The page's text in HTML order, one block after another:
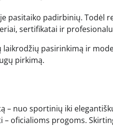
pasitaiko padirbinių. Todėl
sertifikatai ir
pasirinkimą ir
pirkimą.
– nuo sportinių iki
oficialioms progoms.